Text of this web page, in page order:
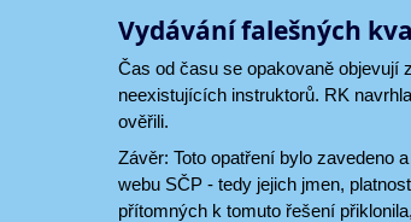
Vydávání falešných
Čas od času se opakovaně objevují
neexistujících instruktorů. RK
ověřili.
Závěr: Toto opatření bylo zavedeno
webu SČP - tedy jejich jmen,
přítomných k tomuto řešení